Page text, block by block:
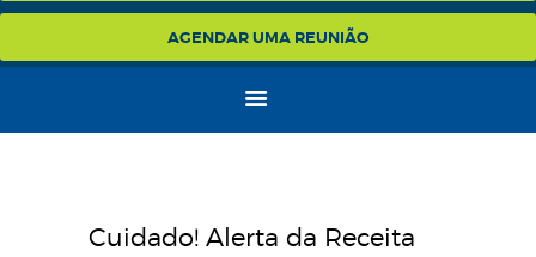
AGENDAR UMA REUNIÃO
BLOG
CONTATO
Cuidado! Alerta da Receita